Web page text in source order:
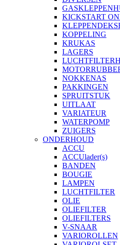
KICKSTART
KOPPELING
KRUKAS
LAGERS
NOKKENAS
PAKKINGEN
SPRUITSTUK
UITLAAT
VARIATEUR
WATERPOMP
ZUIGERS
ONDERHOUD
ACCU
ACCUlader(s)
BANDEN
BOUGIE
LAMPEN
LUCHTFILTER
OLIE
OLIEFILTER
OLIEFILTERS
V-SNAAR
VARIOROLLEN